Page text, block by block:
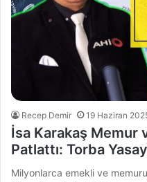
Recep Demir 19 Haziran
İsa Karakaş Memur
Patlattı: Torba
Milyonlarca emekli ve